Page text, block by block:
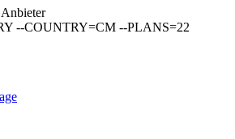
--COUNTRY=CM --PLANS=22